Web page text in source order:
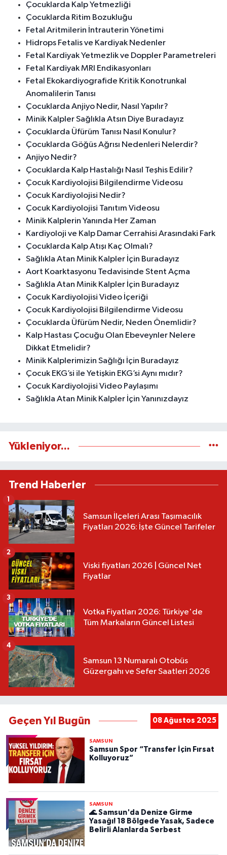
Çocuklarda Kalp Yetmezliği
Çocuklarda Ritim Bozukluğu
Fetal Aritmilerin İntrauterin Yönetimi
Hidrops Fetalis ve Kardiyak Nedenler
Fetal Kardiyak Yetmezlik ve Doppler Parametreleri
Fetal Kardiyak MRI Endikasyonları
Fetal Ekokardiyografide Kritik Konotrunkal
Anomalilerin Tanısı
Çocuklarda Anjiyo Nedir, Nasıl Yapılır?
Minik Kalpler Sağlıkla Atsın Diye Buradayız
Çocuklarda Üfürüm Tanısı Nasıl Konulur?
Çocuklarda Göğüs Ağrısı Nedenleri Nelerdir?
Anjiyo Nedir?
Çocuklarda Kalp Hastalığı Nasıl Teşhis Edilir?
Çocuk Kardiyolojisi Bilgilendirme Videosu
Çocuk Kardiyolojisi Nedir?
Çocuk Kardiyolojisi Tanıtım Videosu
Minik Kalplerin Yanında Her Zaman
Kardiyoloji ve Kalp Damar Cerrahisi Arasındaki Fark
Çocuklarda Kalp Atışı Kaç Olmalı?
Sağlıkla Atan Minik Kalpler İçin Buradayız
Aort Koarktasyonu Tedavisinde Stent Açma
Sağlıkla Atan Minik Kalpler İçin Buradayız
Çocuk Kardiyolojisi Video İçeriği
Çocuk Kardiyolojisi Bilgilendirme Videosu
Çocuklarda Üfürüm Nedir, Neden Önemlidir?
Kalp Hastası Çocuğu Olan Ebeveynler Nelere
Dikkat Etmelidir?
Minik Kalplerimizin Sağlığı İçin Buradayız
Çocuk EKG’si ile Yetişkin EKG’si Aynı mıdır?
Çocuk Kardiyolojisi Video Paylaşımı
Sağlıkla Atan Minik Kalpler İçin Yanınızdayız
Yükleniyor...
Trend Haberler
Samsun İlçeleri Arası Taşımacılık
Fiyatları 2026: İşte Güncel Tarifeler
1
Viski fiyatları 2026 | Güncel Net
Fiyatlar
2
Votka Fiyatları 2026: Türkiye'de
Tüm Markaların Güncel Listesi
3
Samsun 13 Numaralı Otobüs
Güzergahı ve Sefer Saatleri 2026
4
Geçen Yıl Bugün 08 Ağustos 2025
SAMSUN
Samsun Spor “Transfer İçin Fırsat
Kolluyoruz”
SAMSUN
🌊 Samsun'da Denize Girme
Yasağı! 18 Bölgede Yasak, Sadece
Belirli Alanlarda Serbest